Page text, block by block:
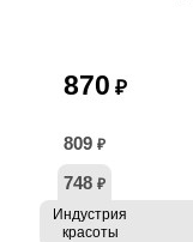
870 ₽
809 ₽
748 ₽
Индустрия
красоты